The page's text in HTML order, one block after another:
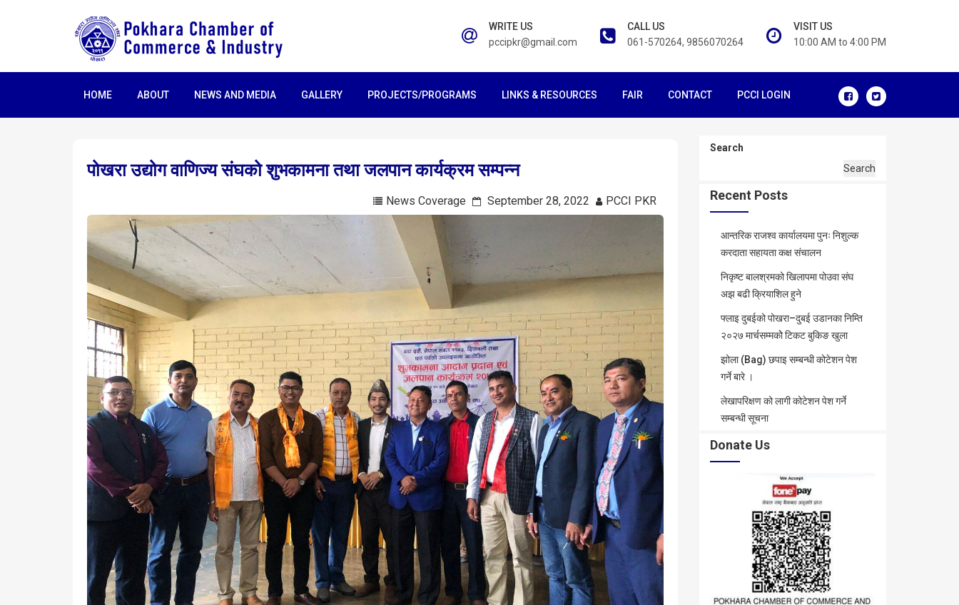
WRITE US
pccipkr@gmail.com
CALL US
061-570264, 9856070264
VISIT US
10:00 AM to 4:00 PM
HOME ABOUT NEWS AND MEDIA GALLERY PROJECTS/PROGRAMS LINKS & RESOURCES FAIR CONTACT PCCI LOGIN
पोखरा उद्योग वाणिज्य संघको शुभकामना तथा जलपान कार्यक्रम सम्पन्न
News Coverage September 28, 2022 PCCI PKR
Search
Search
Recent Posts
आन्तरिक राजश्व कार्यालयमा पुनः निशुल्क
करदाता सहायता कक्ष संचालन
निकृष्ट बालश्रमको खिलापमा पोउवा संघ
अझ बढी क्रियाशिल हुने
फ्लाइ दुबईको पोखरा–दुबई उडानका निम्ति
२०२७ मार्चसम्मकोे टिकट बुकिङ खुला
झोला (Bag) छपाइ सम्बन्धी कोटेशन पेश
गर्ने बारे ।
लेखापरिक्षण को लागी कोटेशन पेश गर्ने
सम्बन्धी सूचना
Donate Us